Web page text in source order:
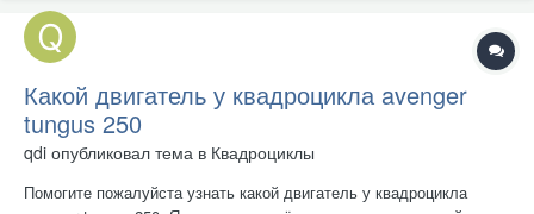
Какой двигатель у квадроцикла avenger
tungus 250
qdi опубликовал тема в Квадроциклы
Помогите пожалуйста узнать какой двигатель у квадроцикла